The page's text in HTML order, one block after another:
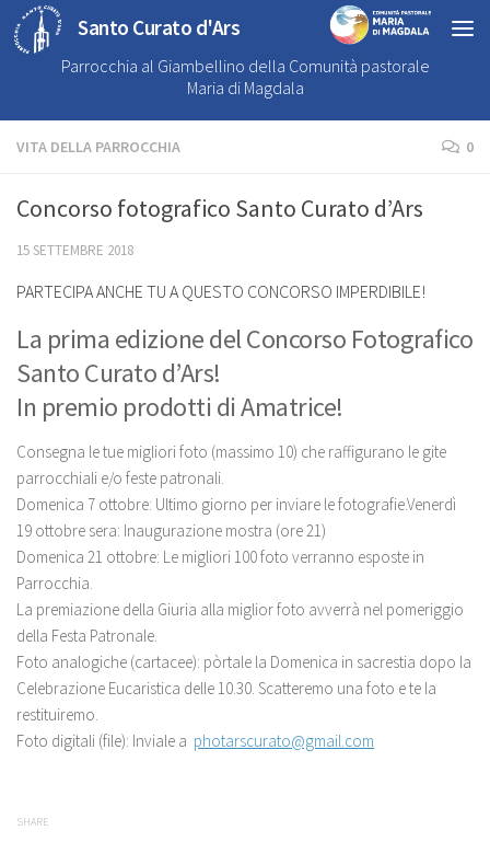
Santo Curato d'Ars
Parrocchia al Giambellino della Comunità pastorale
Maria di Magdala
VITA DELLA PARROCCHIA 0
Concorso fotografico Santo Curato d’Ars
15 SETTEMBRE 2018
PARTECIPA ANCHE TU A QUESTO CONCORSO IMPERDIBILE!
La prima edizione del Concorso Fotografico
Santo Curato d’Ars!
In premio prodotti di Amatrice!
Consegna le tue migliori foto (massimo 10) che raffigurano le gite
parrocchiali e/o feste patronali.
Domenica 7 ottobre: Ultimo giorno per inviare le fotografie.Venerdì
19 ottobre sera: Inaugurazione mostra (ore 21)
Domenica 21 ottobre: Le migliori 100 foto verranno esposte in
Parrocchia.
La premiazione della Giuria alla miglior foto avverrà nel pomeriggio
della Festa Patronale.
Foto analogiche (cartacee): pòrtale la Domenica in sacrestia dopo la
Celebrazione Eucaristica delle 10.30. Scatteremo una foto e te la
restituiremo.
Foto digitali (file): Inviale a photarscurato@gmail.com
SHARE